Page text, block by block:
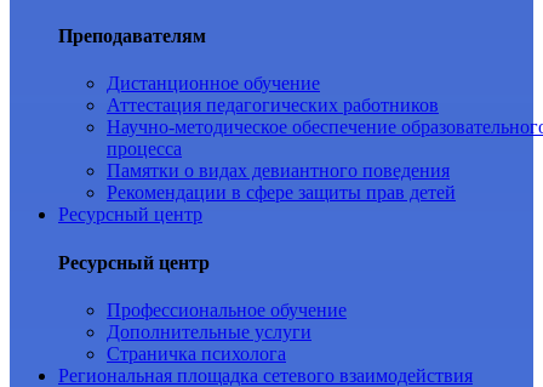
Преподавателям
Дистанционное обучение
Аттестация педагогических работников
Научно-методическое обеспечение
процесса
Памятки о видах девиантного поведения
Рекомендации в сфере защиты прав детей
Ресурсный центр
Ресурсный центр
Профессиональное обучение
Дополнительные услуги
Страничка психолога
Региональная площадка сетевого взаимодействия